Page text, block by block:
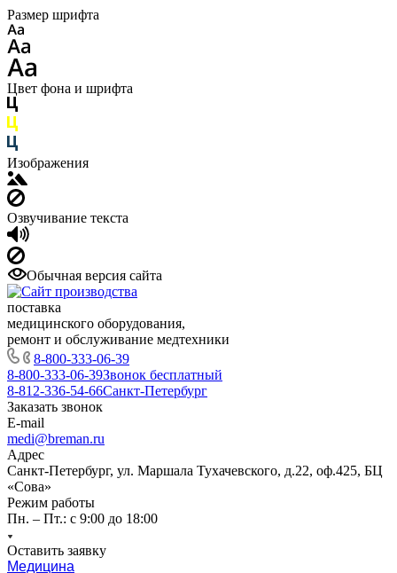
Размер шрифта
Цвет фона и шрифта
Изображения
Озвучивание текста
Обычная версия сайта
поставка
медицинского оборудования,
ремонт и обслуживание медтехники
8-800-333-06-39
8-800-333-06-39Звонок бесплатный
8-812-336-54-66Санкт-Петербург
Заказать звонок
E-mail
medi@breman.ru
Адрес
Санкт-Петербург, ул. Маршала Тухачевского, д.22, оф.425, БЦ
«Сова»
Режим работы
Пн. – Пт.: с 9:00 до 18:00
Оставить заявку
Медицина